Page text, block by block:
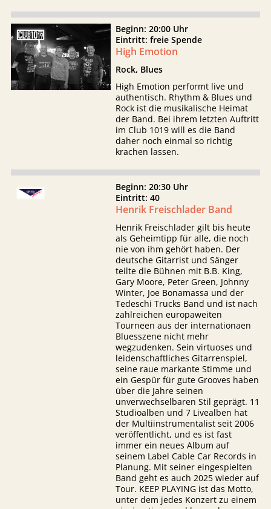
Beginn: 20:00 Uhr
Eintritt: freie Spende
High Emotion
Rock, Blues
High Emotion performt live und
authentisch. Rhythm & Blues und
Rock ist die musikalische Heimat
der Band. Bei ihrem letzten Auftritt
im Club 1019 will es die Band
daher noch einmal so richtig
krachen lassen.
Beginn: 20:30 Uhr
Eintritt: 40
Henrik Freischlader Band
Henrik Freischlader gilt bis heute
als Geheimtipp für alle, die noch
nie von ihm gehört haben. Der
deutsche Gitarrist und Sänger
teilte die Bühnen mit B.B. King,
Gary Moore, Peter Green, Johnny
Winter, Joe Bonamassa und der
Tedeschi Trucks Band und ist nach
zahlreichen europaweiten
Tourneen aus der internationaen
Bluesszene nicht mehr
wegzudenken. Sein virtuoses und
leidenschaftliches Gitarrenspiel,
seine raue markante Stimme und
ein Gespür für gute Grooves haben
über die Jahre seinen
unverwechselbaren Stil geprägt. 11
Studioalben und 7 Livealben hat
der Multiinstrumentalist seit 2006
veröffentlicht, und es ist fast
immer ein neues Album auf
seinem Label Cable Car Records in
Planung. Mit seiner eingespielten
Band geht es auch 2025 wieder auf
Tour. KEEP PLAYING ist das Motto,
unter dem jedes Konzert zu einem